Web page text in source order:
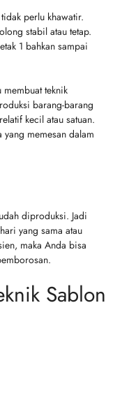
perlu khawatir.
stabil atau tetap.
1 bahkan sampai
teknik
barang-barang
kecil atau satuan.
memesan dalam
diproduksi. Jadi
yang sama atau
maka Anda bisa
Sablon